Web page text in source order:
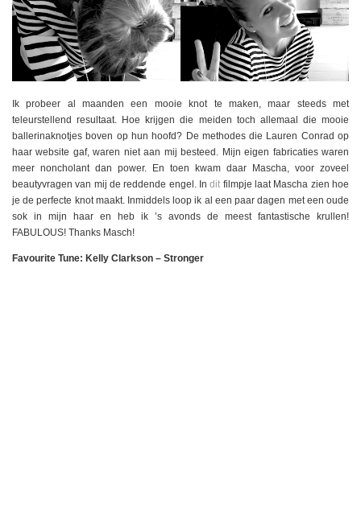
Ik probeer al maanden een mooie knot te maken, maar steeds met
teleurstellend resultaat. Hoe krijgen die meiden toch allemaal die mooie
ballerinaknotjes boven op hun hoofd? De methodes die Lauren Conrad op
haar website gaf, waren niet aan mij besteed. Mijn eigen fabricaties waren
meer noncholant dan power. En toen kwam daar Mascha, voor zoveel
beautyvragen van mij de reddende engel. Indit filmpje laat Mascha zien hoe
je de perfecte knot maakt. Inmiddels loop ik al een paar dagen met een oude
sok in mijn haar en heb ik ’s avonds de meest fantastische krullen!
FABULOUS! Thanks Masch!
Favourite Tune: Kelly Clarkson – Stronger